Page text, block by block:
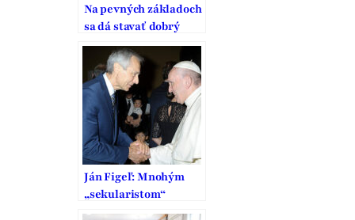
Na pevných základoch
sa dá stavať dobrý
domov
Ján Figeľ: Mnohým
„sekularistom“
prekáža, žeby sa